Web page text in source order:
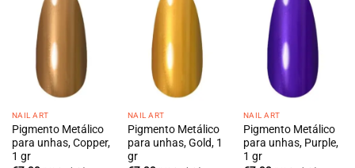
NAIL ART
Pigmento Metálico
para unhas, Copper,
1 gr
NAIL ART
Pigmento Metálico
para unhas, Gold, 1
gr
NAIL ART
Pigmento Metálico
para unhas, Purple,
1 gr